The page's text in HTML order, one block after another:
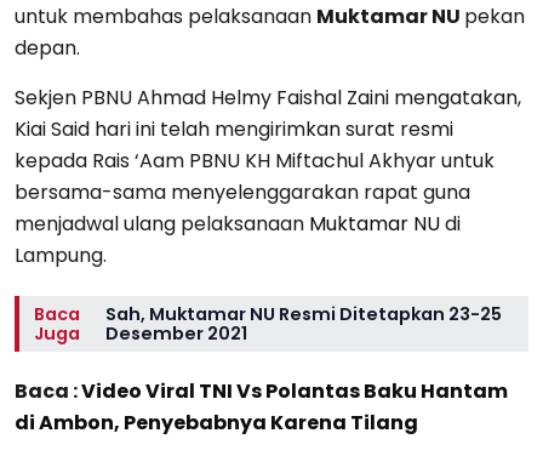
untuk membahas pelaksanaan Muktamar NU pekan
depan.
Sekjen PBNU Ahmad Helmy Faishal Zaini mengatakan,
Kiai Said hari ini telah mengirimkan surat resmi
kepada Rais ‘Aam PBNU KH Miftachul Akhyar untuk
bersama-sama menyelenggarakan rapat guna
menjadwal ulang pelaksanaan Muktamar NUdi
Lampung.
Baca
Juga
Sah, Muktamar NU Resmi Ditetapkan 23-25
Desember 2021
Baca :Video Viral TNI Vs Polantas Baku Hantam
di Ambon, Penyebabnya Karena Tilang